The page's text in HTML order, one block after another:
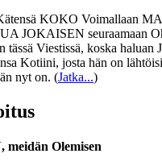
KOKO Voimallaan
JOKAISEN seuraamaan
tässä Viestissä, koska
Kotiini, josta hän on
nyt on. (Jatka...)
Olemisen